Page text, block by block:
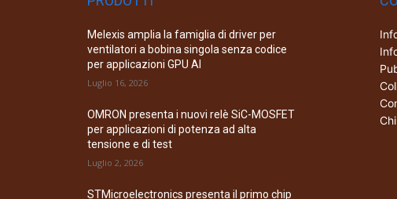
Melexis amplia la famiglia di driver per
ventilatori a bobina singola senza codice
per applicazioni GPU AI
Luglio 16, 2026
OMRON presenta i nuovi relè SiC-MOSFET
per applicazioni di potenza ad alta
tensione e di test
Luglio 2, 2026
STMicroelectronics presenta il primo chip